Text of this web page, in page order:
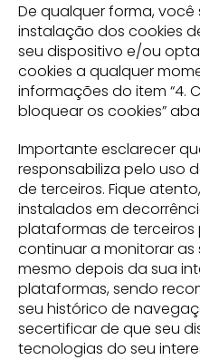
De qualquer forma,
instalação dos cookies
seu dispositivo e/ou
cookies a qualquer
informações do item “4.
bloquear os cookies”
Importante esclarecer
responsabiliza pelo uso
de terceiros. Fique
instalados em
plataformas de
continuar a monitorar as
mesmo depois da sua
plataformas, sendo
seu histórico de
secertificar de que seu
tecnologias do seu